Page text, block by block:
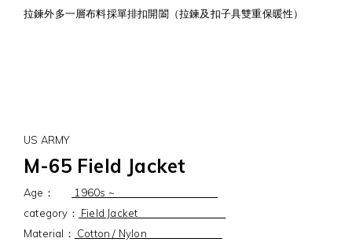
拉鍊外多一層布料採單排扣開闔（拉鍊及扣子具雙重保暖性）
US ARMY
M-65 Field Jacket
Age：
1960s ~
category： Field Jacket
Material： Cotton / Nylon